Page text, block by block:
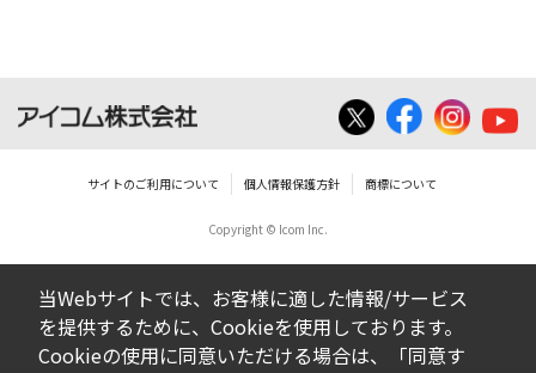
せんのでご了承ください。
告なく改良及び変更される場合があります。
ダウンロードサービスに掲載していますBIOS/
ファームウェアデータにつきましては、パソ
コンの基本システムを制御する重要なデータ
ですから、データの書換中に誤操作や中断に
サイトのご利用について 個人情報保護方針 商標について
Copyright © Icom Inc.
当Webサイトでは、お客様に適した情報/サービス
を提供するために、Cookieを使用しております。
Cookieの使用に同意いただける場合は、「同意す